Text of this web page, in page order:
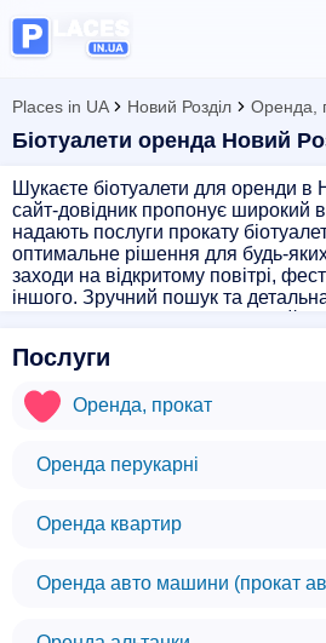
Places in UA Новий Розділ Оренда,
Біотуалети оренда Новий
Шукаєте біотуалети для оренди
сайт-довідник пропонує широкий
надають послуги прокату
оптимальне рішення для будь-
заходи на відкритому повітрі,
іншого. Зручний пошук та
забезпечте комфорт та зручність
Послуги
Оренда, прокат
Оренда перукарні
Оренда квартир
Оренда авто машини (прокат